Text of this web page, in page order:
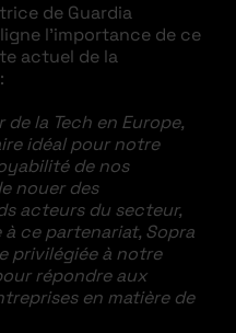
de Guardia
l’importance de ce
actuel de la
la Tech en Europe,
idéal pour notre
de nos
nouer des
acteurs du secteur,
à ce partenariat, Sopra
privilégiée à notre
répondre aux
en matière de